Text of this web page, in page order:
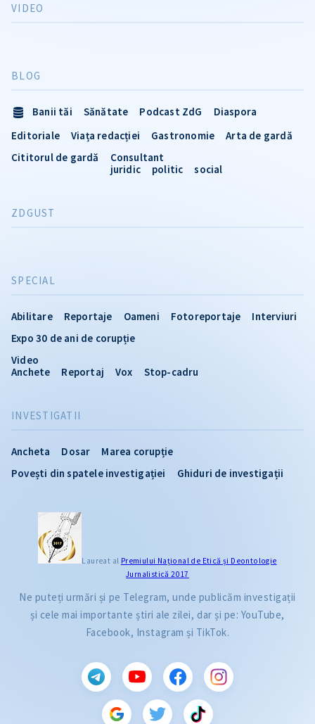
INVESTIGATII
Ancheta Dosar
Marea corupție
Povești din spatele investigației
Ghiduri de investigații
VIDEO
SPECIAL
Abilitare Reportaje Oameni Fotoreportaje
Interviuri
Expo 30 de ani de corupție
Video
Anchete
Reportaj Vox Stop-cadru
BLOG
Banii tăi Sănătate Podcast ZdG
Diaspora
Editoriale
Viața redacției Gastronomie
Arta de gardă
Cititorul de gardă
Consultant
juridic
politic social
ZDGUST
Laureat al Premiului Naţional de Etică și Deontologie
Jurnalistică 2017
Ne puteți urmări și pe Telegram, unde publicăm investigații
și cele mai importante știri ale zilei, dar și pe: YouTube,
Facebook, Instagram și TikTok.